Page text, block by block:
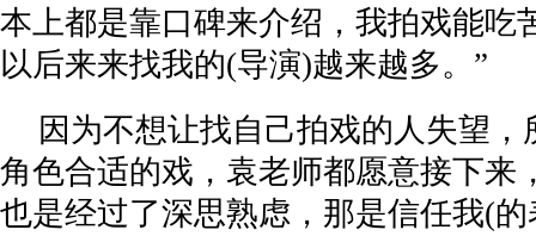
技术
CES2025：intoPIX推出低功耗和低延迟压缩
2024账单小结：5大关键词解码消费新浪潮丨
“川藏线-遇见最美的风景，川藏公路通车70周年
一次性增设40个新专业，《职业教育专业目录
容
AI+泛娱乐出海备受关注，我国人工智能企业超
本上都是靠口碑来介绍，我拍戏能吃
以后来来找我的(导演)越来越多。”
因为不想让找自己拍戏的人失望
角色合适的戏，袁老师都愿意接下来
也是经过了深思熟虑，那是信任我(